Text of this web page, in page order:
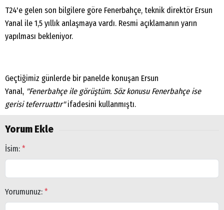
T24'e gelen son bilgilere göre Fenerbahçe, teknik direktör Ersun
Yanal ile 1,5 yıllık anlaşmaya vardı. Resmi açıklamanın yarın
yapılması bekleniyor.
Geçtiğimiz günlerde bir panelde konuşan Ersun
Yanal, "Fenerbahçe ile görüştüm. Söz konusu Fenerbahçe ise
gerisi teferruattır"ifadesini kullanmıştı.
Yorum Ekle
İsim: *
Yorumunuz: *